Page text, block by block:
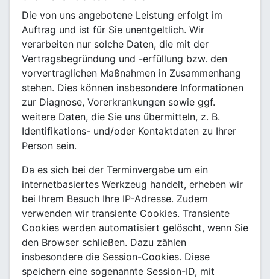
Die von uns angebotene Leistung erfolgt im
Auftrag und ist für Sie unentgeltlich. Wir
verarbeiten nur solche Daten, die mit der
Vertragsbegründung und -erfüllung bzw. den
vorvertraglichen Maßnahmen in Zusammenhang
stehen. Dies können insbesondere Informationen
zur Diagnose, Vorerkrankungen sowie ggf.
weitere Daten, die Sie uns übermitteln, z. B.
Identifikations- und/oder Kontaktdaten zu Ihrer
Person sein.
Da es sich bei der Terminvergabe um ein
internetbasiertes Werkzeug handelt, erheben wir
bei Ihrem Besuch Ihre IP-Adresse. Zudem
verwenden wir transiente Cookies. Transiente
Cookies werden automatisiert gelöscht, wenn Sie
den Browser schließen. Dazu zählen
insbesondere die Session-Cookies. Diese
speichern eine sogenannte Session-ID, mit